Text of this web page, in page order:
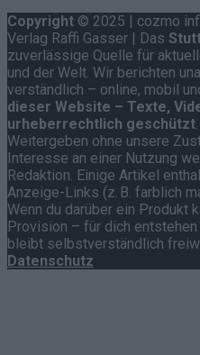
Copyright © 2025 | cozmo
Verlag Raffi Gasser | Das
zuverlässige Quelle für
und der Welt. Wir berichten
verständlich – online, mobil
dieser Website – Texte,
urheberrechtlich geschützt
Weitergeben ohne unsere
Interesse an einer Nutzung
Redaktion. Einige Artikel
Anzeige-Links (z. B. farblich
Wenn du darüber ein Produkt
Provision – für dich
bleibt selbstverständlich
Datenschutz